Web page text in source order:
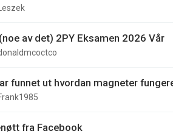
Leszek
av det) 2PY Eksamen 2026 Vår
funnet ut hvordan magneter
fra Facebook